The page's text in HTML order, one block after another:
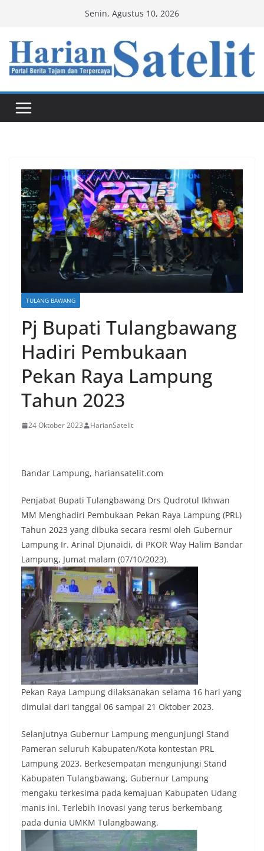
content
Senin, Agustus 10, 2026
TULANG BAWANG
Pj Bupati Tulangbawang
Hadiri Pembukaan
Pekan Raya Lampung
Tahun 2023
24 Oktober 2023 HarianSatelit
Bandar Lampung, hariansatelit.com
Penjabat Bupati Tulangbawang Drs Qudrotul Ikhwan
MM Menghadiri Pembukaan Pekan Raya Lampung (PRL)
Tahun 2023 yang dibuka secara resmi oleh Gubernur
Lampung Ir. Arinal Djunaidi, di PKOR Way Halim Bandar
Lampung, Jumat malam (07/10/2023).
Pekan Raya Lampung dilaksanakan selama 16 hari yang
dimulai dari tanggal 06 sampai 21 Oktober 2023.
Selanjutnya Gubernur Lampung mengunjungi Stand
Pameran seluruh Kabupaten/Kota kontestan PRL
Lampung 2023. Berkesempatan mengunjungi Stand
Kabupaten Tulangbawang, Gubernur Lampung
mengaku terkesima pada kemajuan Kabupaten Udang
manis ini. Terlebih inovasi yang terus berkembang
pada dunia UMKM Tulangbawang.